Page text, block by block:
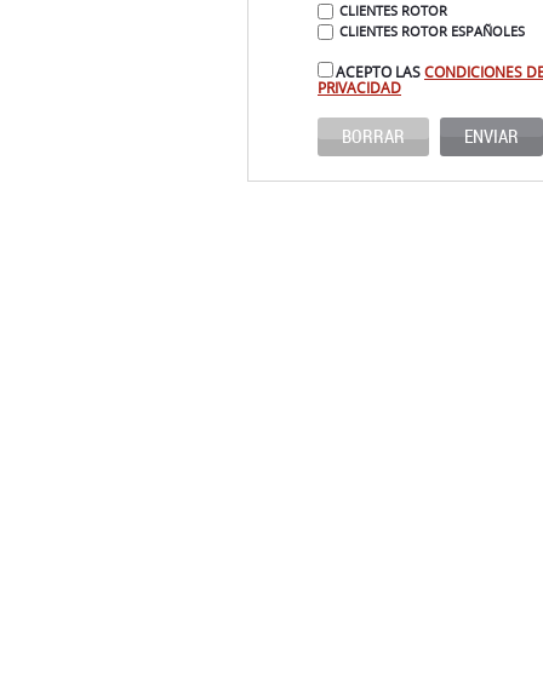
CLIENTES ROTOR
CLIENTES ROTOR ESPAÑOLES
ACEPTO LASCONDICIONES
PRIVACIDAD
BORRAR ENVIAR